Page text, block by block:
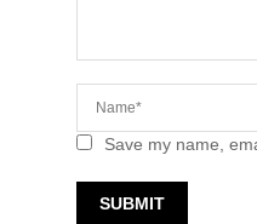
Save my name,